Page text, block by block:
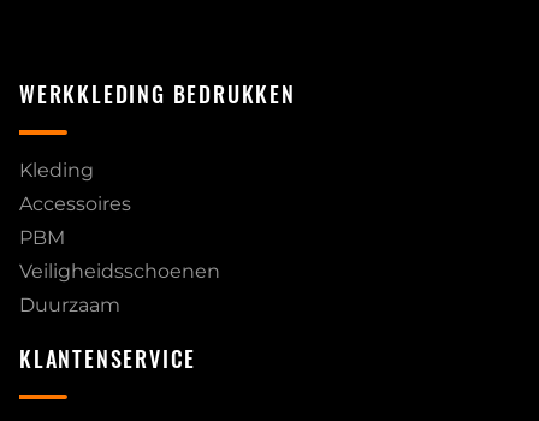
WERKKLEDING BEDRUKKEN
Kleding
Accessoires
PBM
Veiligheidsschoenen
Duurzaam
KLANTENSERVICE